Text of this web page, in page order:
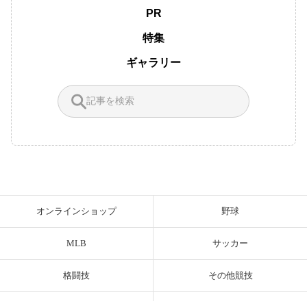
PR
特集
ギャラリー
オンラインショップ 野球
MLB サッカー
格闘技 その他競技